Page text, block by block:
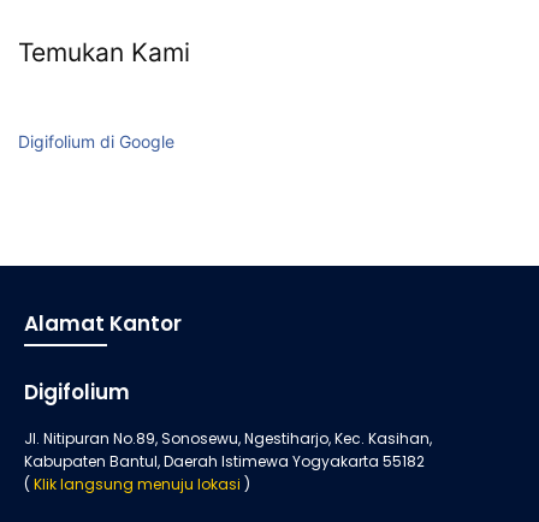
Temukan Kami
Digifolium di Google
Alamat Kantor
Digifolium
Jl. Nitipuran No.89, Sonosewu, Ngestiharjo, Kec. Kasihan,
Kabupaten Bantul, Daerah Istimewa Yogyakarta 55182
( Klik langsung menuju lokasi )